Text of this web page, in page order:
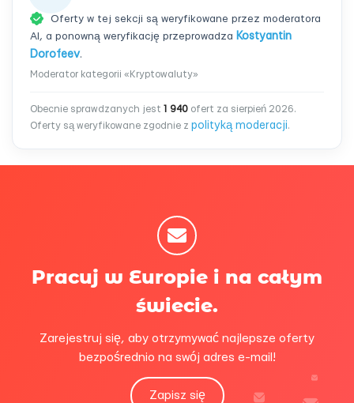
Oferty w tej sekcji są weryfikowane przez moderatora
AI, a ponowną weryfikację przeprowadza Kostyantin
Dorofeev.
Moderator kategorii «Kryptowaluty»
Obecnie sprawdzanych jest 1 940 ofert za sierpień 2026.
Oferty są weryfikowane zgodnie z polityką moderacji.
Pracuj w Europie i na całym
świecie.
Zarejestruj się, aby otrzymywać najlepsze oferty
bezpośrednio na swój adres e-mail!
Zapisz się